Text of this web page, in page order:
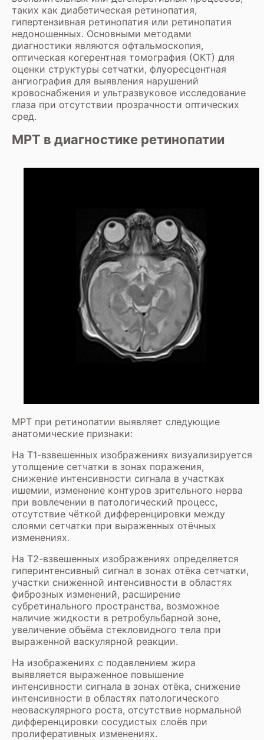
таких как диабетическая ретинопатия,
гипертензивная ретинопатия или ретинопатия
недоношенных. Основными методами
диагностики являются офтальмоскопия,
оптическая когерентная томография (ОКТ) для
оценки структуры сетчатки, флуоресцентная
ангиография для выявления нарушений
кровоснабжения и ультразвуковое исследование
глаза при отсутствии прозрачности оптических
сред.
МРТ в диагностике ретинопатии
МРТ при ретинопатии выявляет следующие
анатомические признаки:
На Т1-взвешенных изображениях визуализируется
утолщение сетчатки в зонах поражения,
снижение интенсивности сигнала в участках
ишемии, изменение контуров зрительного нерва
при вовлечении в патологический процесс,
отсутствие чёткой дифференцировки между
слоями сетчатки при выраженных отёчных
изменениях.
На Т2-взвешенных изображениях определяется
гиперинтенсивный сигнал в зонах отёка сетчатки,
участки сниженной интенсивности в областях
фиброзных изменений, расширение
субретинального пространства, возможное
наличие жидкости в ретробульбарной зоне,
увеличение объёма стекловидного тела при
выраженной васкулярной реакции.
На изображениях с подавлением жира
выявляется выраженное повышение
интенсивности сигнала в зонах отёка, снижение
интенсивности в областях патологического
неоваскулярного роста, отсутствие нормальной
дифференцировки сосудистых слоёв при
пролиферативных изменениях.